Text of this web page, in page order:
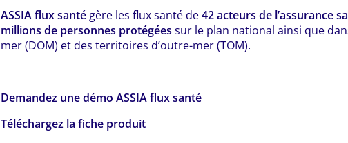
ASSIA flux santé gère les flux santé de42 acteurs de l’assurance
millions de personnes protégées sur le plan national ainsi que
mer (DOM) et des territoires d’outre-mer (TOM).
Demandez une démo ASSIA flux santé
Téléchargez la fiche produit